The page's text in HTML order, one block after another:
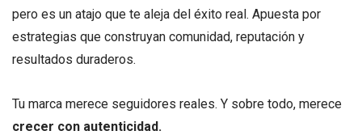
pero es un atajo que te aleja del éxito real. Apuesta por
estrategias que construyan comunidad, reputación y
resultados duraderos.
Tu marca merece seguidores reales. Y sobre todo, merece
crecer con autenticidad.